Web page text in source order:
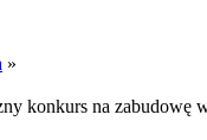
»
konkurs na zabudowę